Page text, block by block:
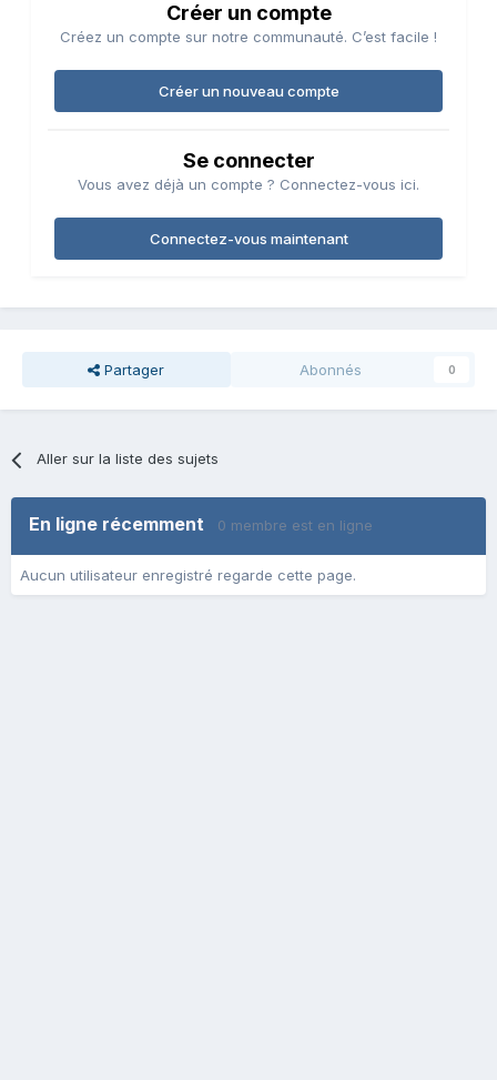
Créer un compte
Créez un compte sur notre communauté. C’est facile !
Créer un nouveau compte
Se connecter
Vous avez déjà un compte ? Connectez-vous ici.
Connectez-vous maintenant
Partager Abonnés 0
Aller sur la liste des sujets
En ligne récemment 0 membre est en ligne
Aucun utilisateur enregistré regarde cette page.